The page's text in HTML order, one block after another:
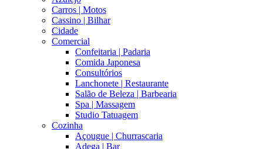
Carros | Motos
Cassino | Bilhar
Cidade
Comercial
Confeitaria | Padaria
Comida Japonesa
Consultórios
Lanchonete | Restaurante
Salão de Beleza | Barbearia
Spa | Massagem
Studio Tatuagem
Cozinha
Açougue | Churrascaria
Adega | Bar